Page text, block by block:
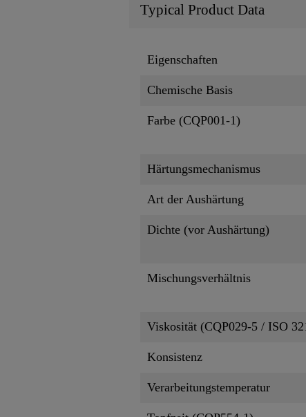
Typical Product Data
Eigenschaften
Chemische Basis
Farbe (CQP001-1)
Härtungsmechanismus
Art der Aushärtung
Dichte (vor Aushärtung)
Mischungsverhältnis
Viskosität (CQP029-5 / ISO
Konsistenz
Verarbeitungstemperatur